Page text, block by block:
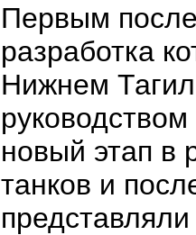
Первым
разработка
Нижнем
новый этап в
танков и